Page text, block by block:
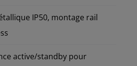
IP50, montage rail
active/standby pour